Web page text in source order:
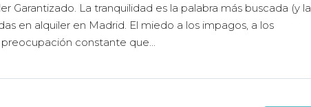
Garantizado. La tranquilidad es la palabra más buscada (y la
en alquiler en Madrid. El miedo a los impagos, a los
constante que...